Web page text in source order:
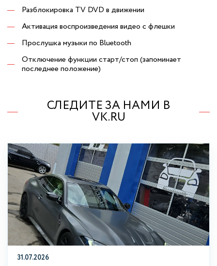
Разблокировка TV DVD в движении
Активация воспроизведения видео с флешки
Прослушка музыки по Bluetooth
Отключение функции старт/стоп (запоминает
последнее положение)
СЛЕДИТЕ ЗА НАМИ В
VK.RU
31.07.2026